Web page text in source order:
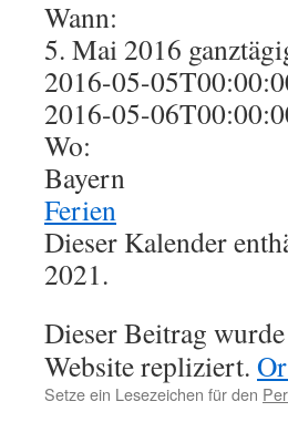
Wann:
5. Mai 2016
2016-05-
2016-05-
Wo:
Bayern
Ferien
Dieser Kalender
2021.
Dieser Beitrag
Website repliziert.
Setze ein Lesezeichen für den